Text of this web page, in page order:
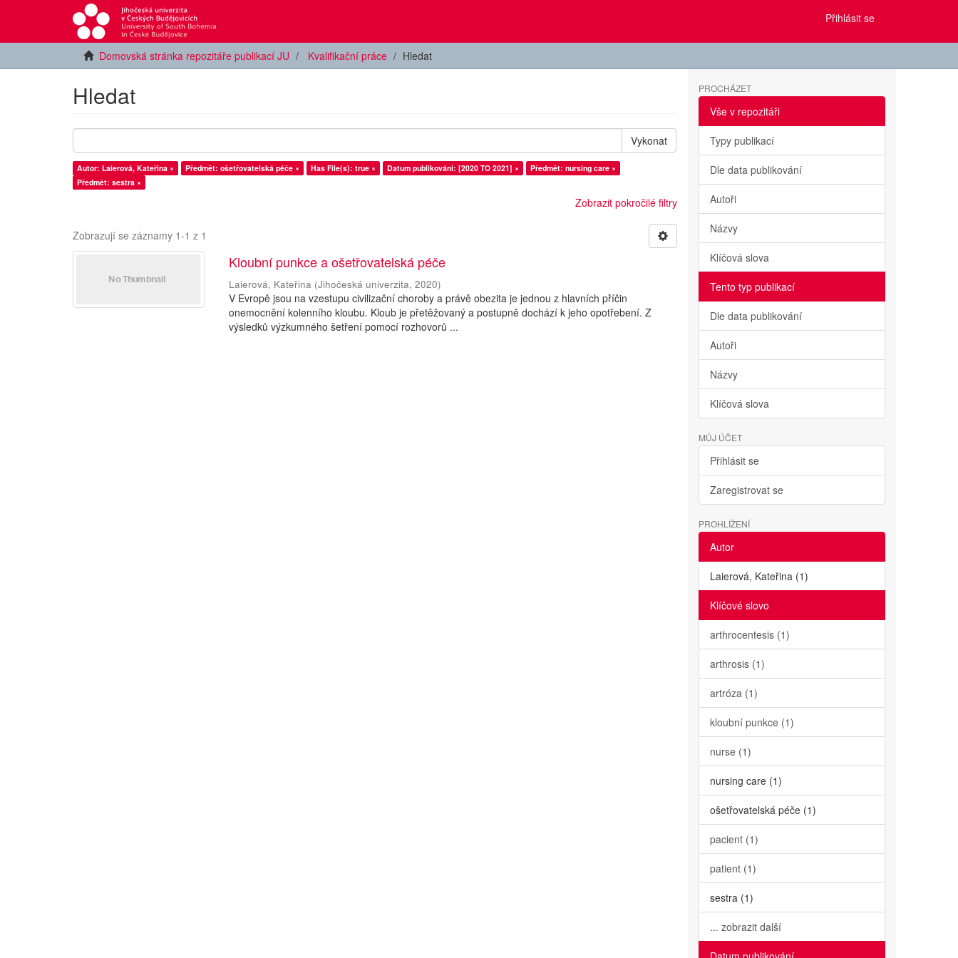
Přihlásit se
Domovská stránka repozitáře publikací JU Kvalifikační práce Hledat
Hledat
Vykonat
Autor: Laierová, Kateřina × Předmět: ošetřovatelská péče × Has File(s): true × Datum publikování: [2020 TO 2021] ×
Předmět: nursing care ×
Předmět: sestra ×
Zobrazit pokročilé filtry
Zobrazují se záznamy 1-1 z 1
Kloubní punkce a ošetřovatelská péče
Laierová, Kateřina (Jihočeská univerzita,2020)
V Evropě jsou na vzestupu civilizační choroby a právě obezita je jednou z hlavních příčin
onemocnění kolenního kloubu. Kloub je přetěžovaný a postupně dochází k jeho opotřebení. Z
výsledků výzkumného šetření pomocí rozhovorů ...
PROCHÁZET
Vše v repozitáři
Typy publikací
Dle data publikování
Autoři
Názvy
Klíčová slova
Tento typ publikací
Dle data publikování
Autoři
Názvy
Klíčová slova
MŮJ ÚČET
Přihlásit se
Zaregistrovat se
PROHLÍŽENÍ
Autor
Laierová, Kateřina (1)
Klíčové slovo
arthrocentesis (1)
arthrosis (1)
artróza (1)
kloubní punkce (1)
nurse (1)
nursing care (1)
ošetřovatelská péče (1)
pacient (1)
patient (1)
sestra (1)
... zobrazit další